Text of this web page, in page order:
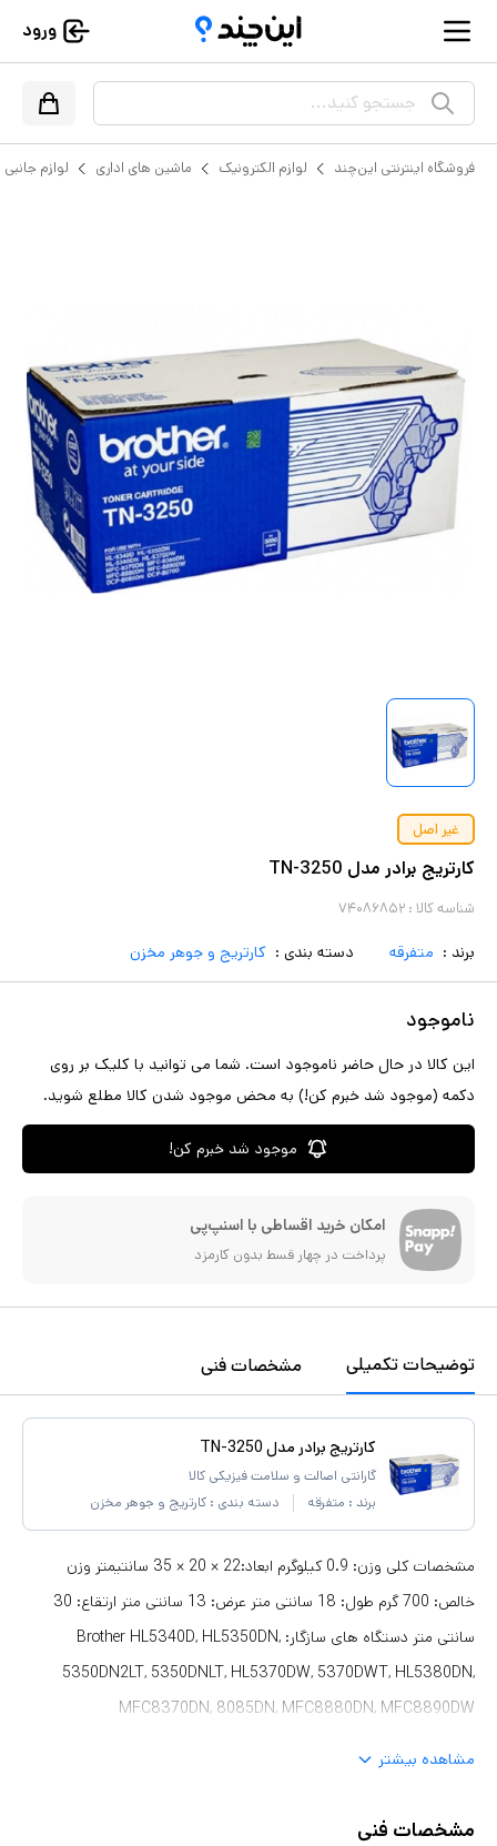
ورود
جستجو کنید...
فروشگاه اینترنتی این‌چند لوازم الکترونیک ماشین های اداری لوازم جانبی
غیر اصل
کارتریج برادر مدل TN-3250
شناسه کالا : ۷۴۰۸۶۸۵۲
برند : متفرقه دسته بندی : کارتریج و جوهر مخزن
ناموجود
این کالا در حال حاضر ناموجود است. شما می توانید با کلیک بر روی
دکمه (موجود شد خبرم کن!) به محض موجود شدن کالا مطلع شوید.
موجود شد خبرم کن!
امکان خرید اقساطی با اسنپ‌پی
پرداخت در چهار قسط بدون کارمزد
توضیحات تکمیلی مشخصات فنی
کارتریج برادر مدل TN-3250
گارانتی اصالت و سلامت فیزیکی کالا
برند : متفرقه دسته بندی : کارتریج و جوهر مخزن
مشخصات کلی وزن: 0.9 کیلوگرم ابعاد:22 × 20 × 35 سانتیمتر وزن
خالص: 700 گرم طول: 18 سانتی متر عرض: 13 سانتی متر ارتقاع: 30
سانتی متر دستگاه های سازگار: Brother HL5340D, HL5350DN,
5350DN2LT, 5350DNLT, HL5370DW, 5370DWT, HL5380DN,
MFC8370DN, 8085DN, MFC8880DN, MFC8890DW
مشاهده بیشتر
مشخصات فنی